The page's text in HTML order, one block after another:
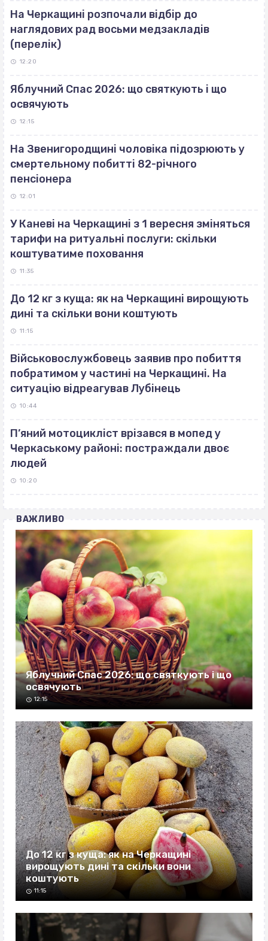
На Черкащині розпочали відбір до
наглядових рад восьми медзакладів
(перелік)
12:20
Яблучний Спас 2026: що святкують і що
освячують
12:15
На Звенигородщині чоловіка підозрюють у
смертельному побитті 82-річного
пенсіонера
12:01
У Каневі на Черкащині з 1 вересня зміняться
тарифи на ритуальні послуги: скільки
коштуватиме поховання
11:35
До 12 кг з куща: як на Черкащині вирощують
дині та скільки вони коштують
11:15
Військовослужбовець заявив про побиття
побратимом у частині на Черкащині. На
ситуацію відреагував Лубінець
10:44
П’яний мотоцикліст врізався в мопед у
Черкаському районі: постраждали двоє
людей
10:20
ВАЖЛИВО
Яблучний Спас 2026: що святкують і що
освячують
12:15
До 12 кг з куща: як на Черкащині
вирощують дині та скільки вони
коштують
11:15